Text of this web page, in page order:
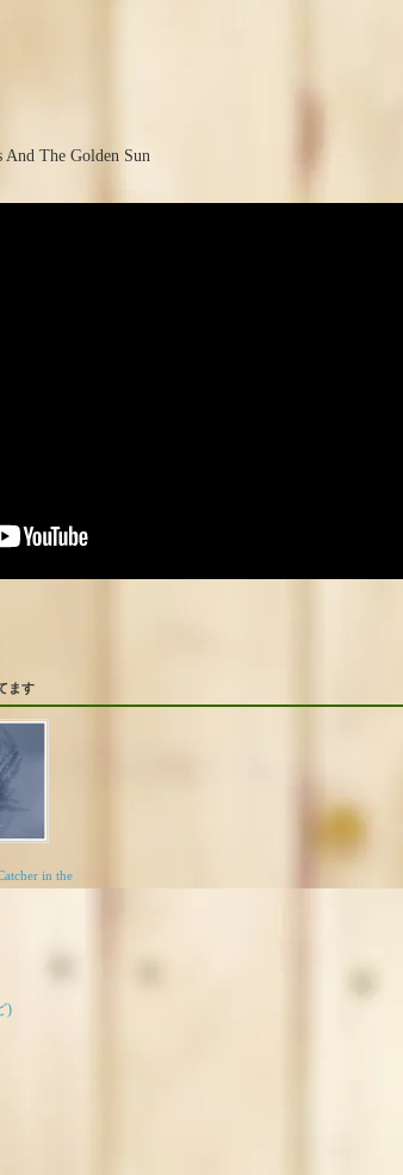
And The Golden Sun
ます
in the
)